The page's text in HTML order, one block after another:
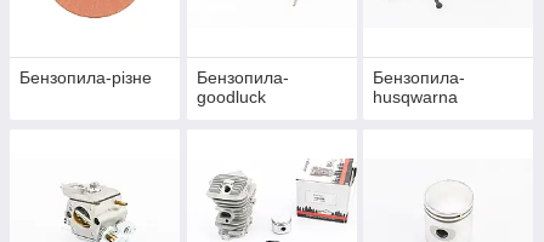
Бензопила-різне
Бензопила-
goodluck
Бензопила-
husqwarna